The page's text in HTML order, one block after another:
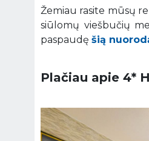
Žemiau rasite mūsų
siūlomų viešbučių
paspaudę šią
Plačiau apie 4*